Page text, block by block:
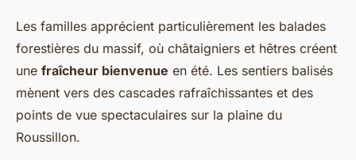
Les familles apprécient particulièrement les balades
forestières du massif, où châtaigniers et hêtres créent
une fraîcheur bienvenue en été. Les sentiers balisés
mènent vers des cascades rafraîchissantes et des
points de vue spectaculaires sur la plaine du
Roussillon.